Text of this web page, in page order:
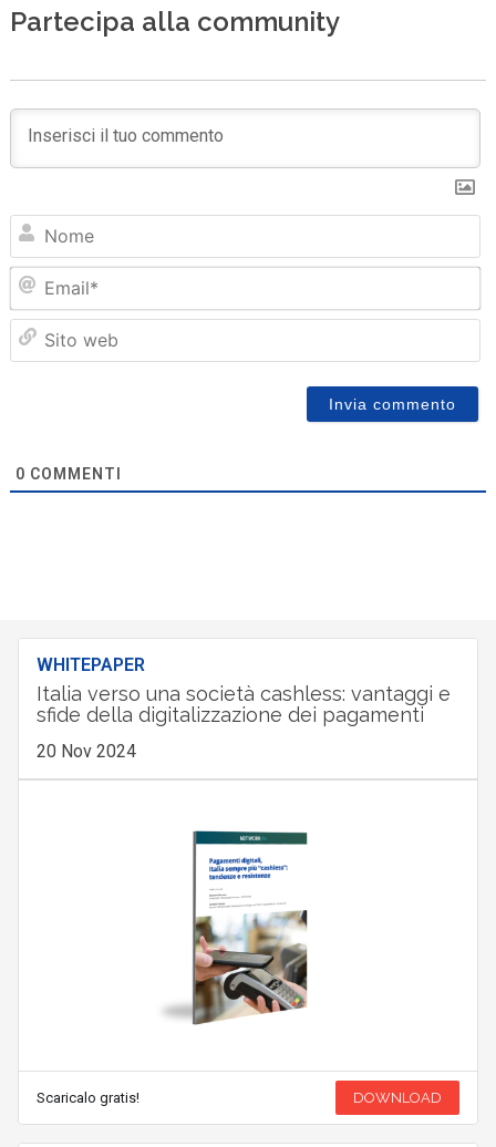
Partecipa alla community
0 COMMENTI
WHITEPAPER
Italia verso una società cashless: vantaggi e
sfide della digitalizzazione dei pagamenti
20 Nov 2024
Scaricalo gratis! DOWNLOAD